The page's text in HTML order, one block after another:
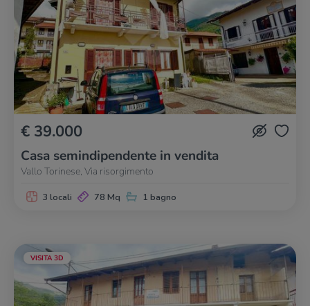
€ 39.000
Casa semindipendente in vendita
Vallo Torinese, Via risorgimento
3 locali 78 Mq 1 bagno
VISITA 3D